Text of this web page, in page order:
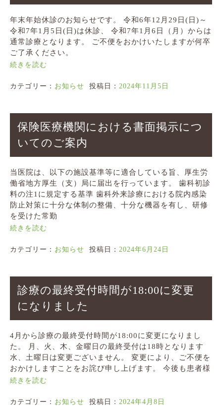
年末年始休診のお知らせです。 令和6年12月29日(日)～
令和7年1月5日(日)は休診、 令和7年1月6日（月）からは
通常診療となります。 ご不便をおかけいたしますが何卒
ご了承ください。
続きを読む
カテゴリー： お知らせ 投稿日： 2024年11月5日
保険医療機関における書面掲示につ
いてのご案内
当医院は、以下の施設基準等に適合している旨、厚生労
働省地方厚生（支）局に届出を行っています。 歯科初診
料の注1に規定する基準 歯科外来診療における院内感染
防止対策に十分な体制の整備、十分な機器を有し、研修
を受けた常勤
続きを読む
カテゴリー： お知らせ 投稿日： 2024年6月24日
診療の最終受付時間が18:00に変更
になりました
4月から診療の最終受付時間が18:00に変更になりまし
た。 月、火、木、金曜日の最終受付は18時となります
水、土曜日は変更ございません。 変更により、ご不便を
おかけしますことをお詫び申し上げます。 今後も患者様
続きを読む
カテゴリー： お知らせ 投稿日： 2024年4月8日